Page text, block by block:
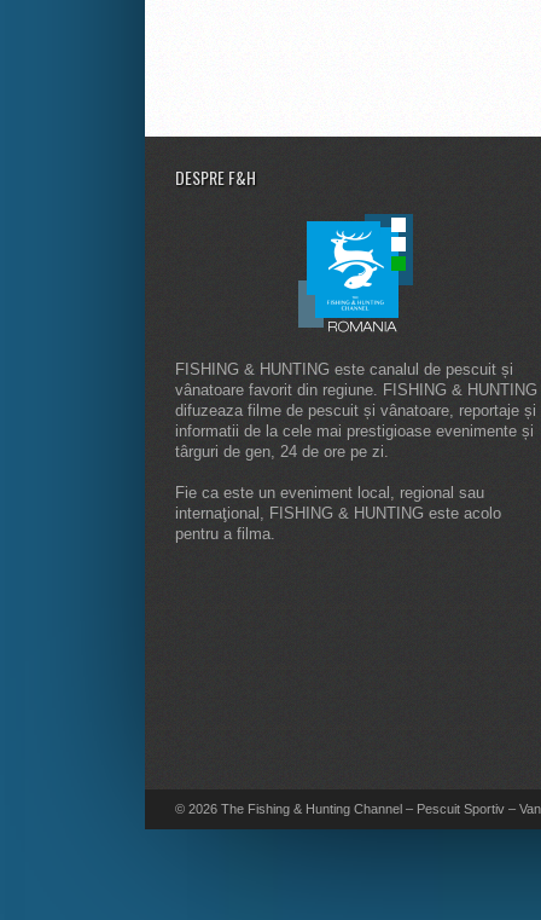
DESPRE F&H
FISHING & HUNTING este canalul de pescuit și
vânatoare favorit din regiune. FISHING & HUNTING
difuzeaza filme de pescuit și vânatoare, reportaje și
informatii de la cele mai prestigioase evenimente și
târguri de gen, 24 de ore pe zi.
Fie ca este un eveniment local, regional sau
internaţional, FISHING & HUNTING este acolo
pentru a filma.
© 2026 The Fishing & Hunting Channel – Pescuit Sportiv –